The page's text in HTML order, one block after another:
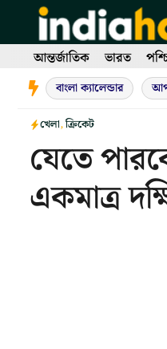
contentআন্তর্জাতিক ভারত
বাংলা ক্যালেন্ডার
খেলা,ক্রিকেট
যেতে
একমাত্র